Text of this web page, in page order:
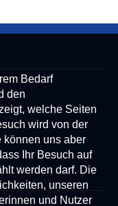
Bedarf
den
welche Seiten
wird von der
können uns aber
Ihr Besuch auf
werden darf. Die
unseren
und Nutzer